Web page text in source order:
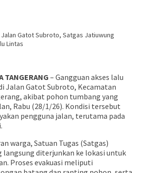
Gatot Subroto, Satgas Jatiuwung
Lintas
TANGERANG – Gangguan akses lalu
Jalan Gatot Subroto, Kecamatan
akibat pohon tumbang yang
Rabu (28/1/26). Kondisi tersebut
pengguna jalan, terutama pada
warga, Satuan Tugas (Satgas)
langsung diterjunkan ke lokasi untuk
Proses evakuasi meliputi